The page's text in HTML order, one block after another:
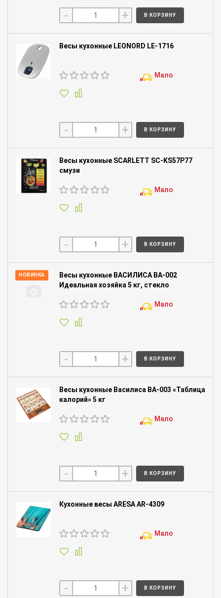
- + В КОРЗИНУ
Весы кухонные LEONORD LE-1716
Мало
- + В КОРЗИНУ
Весы кухонные SCARLETT SC-KS57P77
смузи
Мало
- + В КОРЗИНУ
НОВИНКА
Весы кухонные ВАСИЛИСА ВА-002
Идеальная хозяйка 5 кг, стекло
Мало
- + В КОРЗИНУ
Весы кухонные Василиса ВА-003 «Таблица
калорий» 5 кг
Мало
- + В КОРЗИНУ
Кухонные весы ARESA AR-4309
Мало
- + В КОРЗИНУ